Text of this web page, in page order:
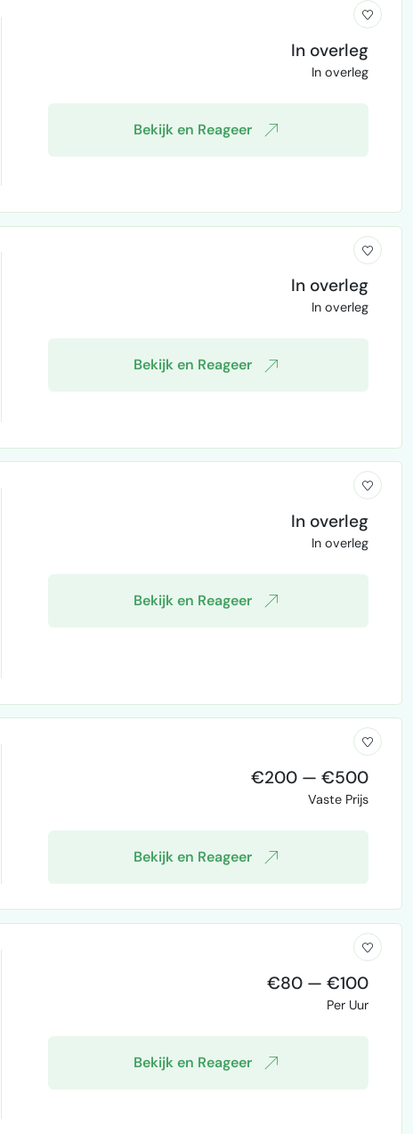
In overleg
In overleg
Bekijk en Reageer
In overleg
In overleg
Bekijk en Reageer
In overleg
In overleg
Bekijk en Reageer
€200 — €500
Vaste Prijs
Bekijk en Reageer
€80 — €100
Per Uur
Bekijk en Reageer